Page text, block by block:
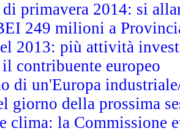
primavera 2014: si
249 milioni a
2013: più attività
contribuente europeo
di un'Europa
giorno della prossima
clima: la Commissione